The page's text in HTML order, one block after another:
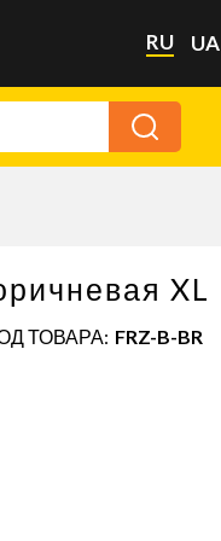
RU UA
XL
ТОВАРА: FRZ-B-BR